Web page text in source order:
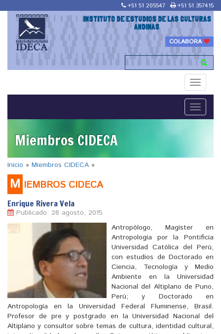
+51 51 205547 +51 51 357415
INSTITUTO DE ESTUDIOS DE LAS CULTURAS
ANDINAS
COLABORA
Toggle
Toggle
Miembros CIDECA
Inicio » Miembros CIDECA »
M IEMBROS CIDECA
Enrique Rivera Vela
Publicado: 28 agosto, 2015
[ ]
Antropólogo, Magister en
Antropología por la Pontificia
Universidad Católica del Perú,
con estudios de Doctorado en
Ciencia, Tecnología y Medio
Ambiente en la Universidad
Nacional del Altiplano de Puno,
Perú; y Doctorado en
Antropología en la Universidad Federal Fluminense, Brasil.
Profesor de pre y postgrado en la Universidad Nacional del
Altiplano y consultor sobre temas de cultura, identidad cultural,